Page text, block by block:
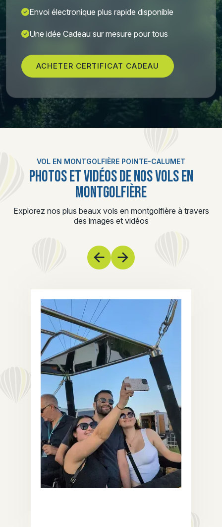
Envoi électronique plus rapide disponible
Une idée Cadeau sur mesure pour tous
ACHETER CERTIFICAT CADEAU
VOL EN MONTGOLFIÈRE POINTE-CALUMET
PHOTOS ET VIDÉOS DE NOS VOLS EN
MONTGOLFIÈRE
Explorez nos plus beaux vols en montgolfière à travers
des images et vidéos